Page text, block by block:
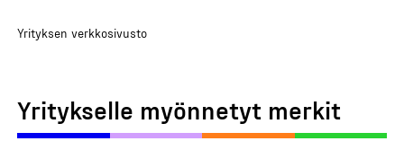
Yrityksen verkkosivusto
Yritykselle myönnetyt merkit